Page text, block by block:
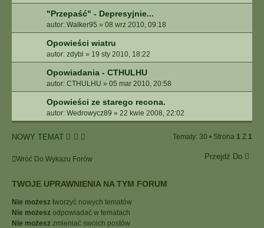
"Przepaść" - Depresyjnie...
autor: Walker95 » 08 wrz 2010, 09:18
Opowieści wiatru
autor: zdybi » 19 sty 2010, 18:22
Opowiadania - CTHULHU
autor: CTHULHU » 05 mar 2010, 20:58
Opowieści ze starego recona.
autor: Wedrowycz89 » 22 kwie 2008, 22:02
NOWY TEMAT Tematy: 30 • Strona 1 Z 1
Wróć Do Wykazu Forów Przejdź Do
TWOJE UPRAWNIENIA NA TYM FORUM
Nie możesz tworzyć nowych tematów
Nie możesz odpowiadać w tematach
Nie możesz zmieniać swoich postów